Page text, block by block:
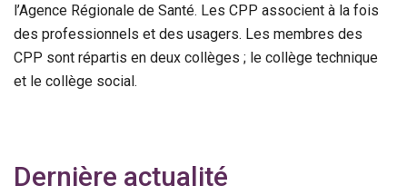
l’Agence Régionale de Santé. Les CPP associent à la fois
des professionnels et des usagers. Les membres des
CPP sont répartis en deux collèges ; le collège technique
et le collège social.
Dernière actualité